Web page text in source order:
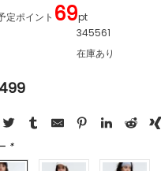
定ポイント 69pt
345561
在庫あり
*